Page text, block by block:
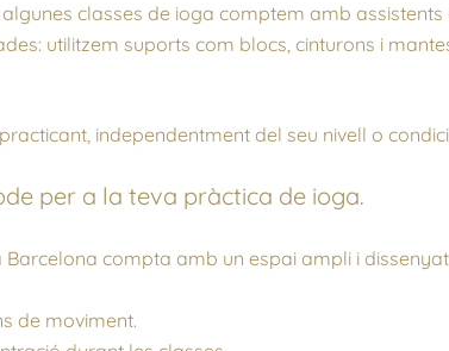
classes de ioga comptem amb
utilitzem suports com blocs, cinturons i
independentment del seu nivell o
per a la teva pràctica de ioga.
Barcelona compta amb un espai ampli i
de moviment.